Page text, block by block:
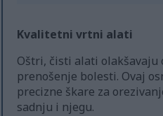
Kvalitetni vrtni alati
Oštri, čisti alati olakšavaju
prenošenje bolesti. Ovaj
precizne škare za
sadnju i njegu.